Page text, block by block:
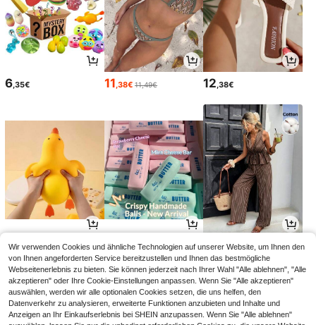
6,35€ 11,38€ 11,49€ 12,38€
5,43€ 10,69€ 21,49€
Wir verwenden Cookies und ähnliche Technologien auf unserer Website, um Ihnen den
von Ihnen angeforderten Service bereitzustellen und Ihnen das bestmögliche
Webseitenerlebnis zu bieten. Sie können jederzeit nach Ihrer Wahl "Alle ablehnen", "Alle
akzeptieren" oder Ihre Cookie-Einstellungen anpassen. Wenn Sie "Alle akzeptieren"
auswählen, werden wir alle optionalen Cookies setzen, die uns helfen, den
Datenverkehr zu analysieren, erweiterte Funktionen anzubieten und Inhalte und
Anzeigen an Ihr Einkaufserlebnis bei SHEIN anzupassen. Wenn Sie "Alle ablehnen"